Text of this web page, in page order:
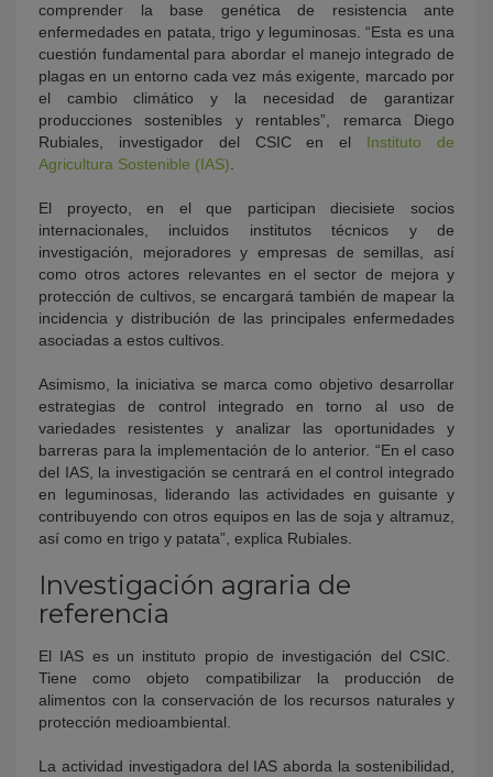
comprender la base genética de resistencia ante
enfermedades en patata, trigo y leguminosas. “Esta es una
cuestión fundamental para abordar el manejo integrado de
plagas en un entorno cada vez más exigente, marcado por
el cambio climático y la necesidad de garantizar
producciones sostenibles y rentables”, remarca Diego
Rubiales, investigador del CSIC en el Instituto de
Agricultura Sostenible (IAS).
El proyecto, en el que participan diecisiete socios
internacionales, incluidos institutos técnicos y de
investigación, mejoradores y empresas de semillas, así
como otros actores relevantes en el sector de mejora y
protección de cultivos, se encargará también de mapear la
incidencia y distribución de las principales enfermedades
asociadas a estos cultivos.
Asimismo, la iniciativa se marca como objetivo desarrollar
estrategias de control integrado en torno al uso de
variedades resistentes y analizar las oportunidades y
barreras para la implementación de lo anterior. “En el caso
del IAS, la investigación se centrará en el control integrado
en leguminosas, liderando las actividades en guisante y
contribuyendo con otros equipos en las de soja y altramuz,
así como en trigo y patata”, explica Rubiales.
Investigación agraria de
referencia
El IAS es un instituto propio de investigación del CSIC.
Tiene como objeto compatibilizar la producción de
alimentos con la conservación de los recursos naturales y
protección medioambiental.
La actividad investigadora del IAS aborda la sostenibilidad,